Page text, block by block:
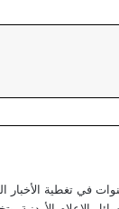
خوري صحفياً أردنياً متمرساً ومحللاً خبيراً، يمتلك خبرة تتجاوز 10 سنوات في